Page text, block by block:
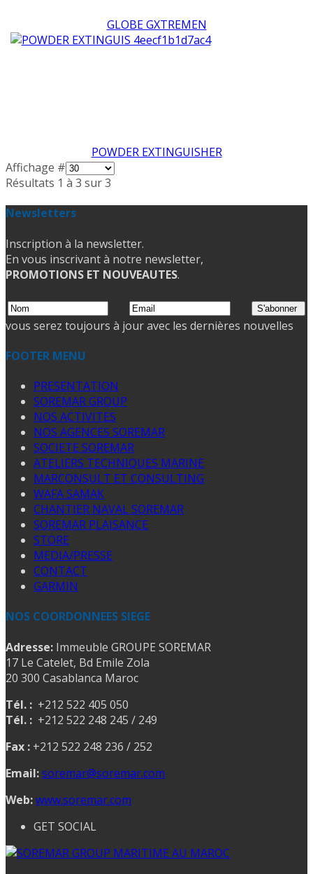
GLOBE GXTREMEN
POWDER EXTINGUISHER
Affichage #
Résultats 1 à 3 sur 3
Newsletters
Inscription à la newsletter.
En vous inscrivant à notre newsletter,
PROMOTIONS ET NOUVEAUTES.
vous serez toujours à jour avec les dernières nouvelles
FOOTER MENU
PRESENTATION
SOREMAR GROUP
NOS ACTIVITES
NOS AGENCES SOREMAR
SOCIETE SOREMAR
ATELIERS TECHNIQUES MARINE
MARCONSULT ET CONSULTING
WAFA SAMAK
CHANTIER NAVAL SOREMAR
SOREMAR PLAISANCE
STORE
MEDIA/PRESSE
CONTACT
GARMIN
NOS COORDONNEES SIEGE
Adresse: Immeuble GROUPE SOREMAR
17 Le Catelet, Bd Emile Zola
20 300 Casablanca Maroc
Tél. : +212 522 405 050
Tél. : +212 522 248 245 / 249
Fax : +212 522 248 236 / 252
Email:soremar@soremar.com
Web:www.soremar.com
GET SOCIAL